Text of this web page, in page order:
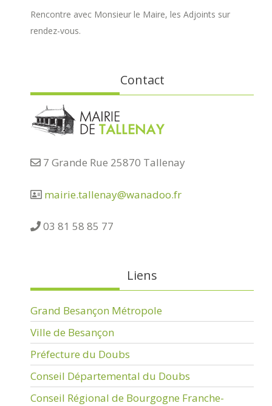
Rencontre avec Monsieur le Maire, les Adjoints sur
rendez-vous.
Contact
7 Grande Rue 25870 Tallenay
mairie.tallenay@wanadoo.fr
03 81 58 85 77
Liens
Grand Besançon Métropole
Ville de Besançon
Préfecture du Doubs
Conseil Départemental du Doubs
Conseil Régional de Bourgogne Franche-